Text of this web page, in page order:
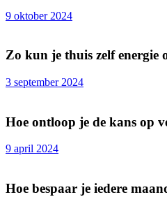
9 oktober 2024
Zo kun je thuis zelf energie
3 september 2024
Hoe ontloop je de kans op
9 april 2024
Hoe bespaar je iedere